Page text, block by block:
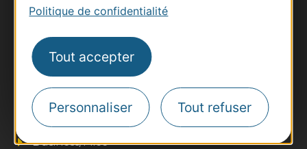
Politique de confidentialité
Tout accepter
Personnaliser Tout refuser
Thermalisme
Business/Mice